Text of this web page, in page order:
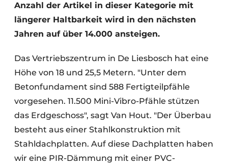
Anzahl der Artikel in dieser Kategorie mit
längerer Haltbarkeit wird in den nächsten
Jahren auf über 14.000 ansteigen.
Das Vertriebszentrum in De Liesbosch hat eine
Höhe von 18 und 25,5 Metern. "Unter dem
Betonfundament sind 588 Fertigteilpfähle
vorgesehen. 11.500 Mini-Vibro-Pfähle stützen
das Erdgeschoss", sagt Van Hout. "Der Überbau
besteht aus einer Stahlkonstruktion mit
Stahldachplatten. Auf diese Dachplatten haben
wir eine PIR-Dämmung mit einer PVC-